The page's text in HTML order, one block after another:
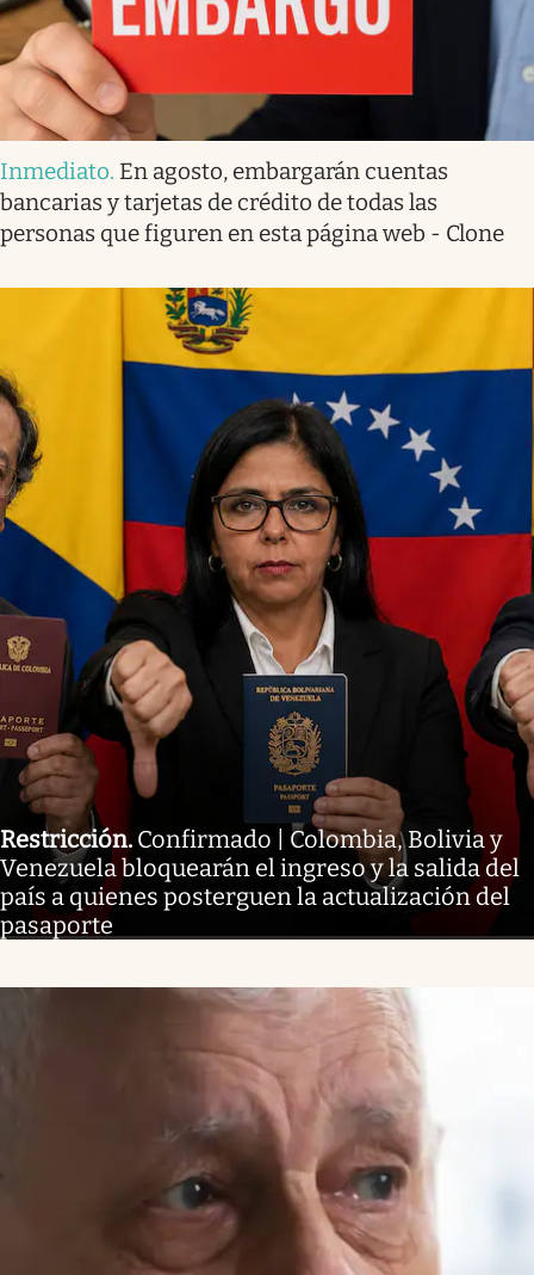
Inmediato. En agosto, embargarán cuentas
bancarias y tarjetas de crédito de todas las
personas que figuren en esta página web - Clone
Restricción. Confirmado | Colombia, Bolivia y
Venezuela bloquearán el ingreso y la salida del
país a quienes posterguen la actualización del
pasaporte